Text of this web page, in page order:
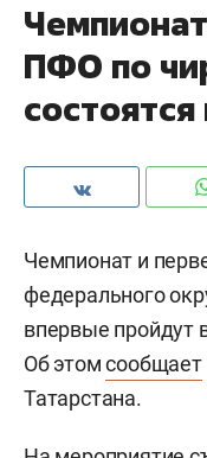
ПФО по
Чемпионат и
федерального
впервые пройдут
Об этомсообщает
Татарстана.